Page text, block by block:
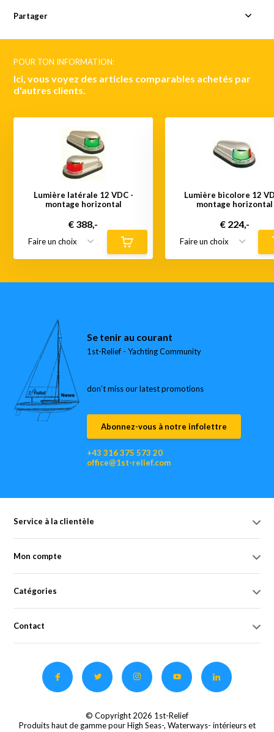
Partager
POUR TON INFORMATION:
Ici, vous voyez des articles comparables achetés par
d'autres clients.
Lumière latérale 12 VDC -
montage horizontal
€ 388,-
Lumière bicolore 12
montage horizontal
€ 224,-
Se tenir au courant
1st-Relief - Yachting Community
don’t miss our latest promotions
Abonnez-vous à notre infolettre
+43 316 375 573 20
office@1st-relief.com
Service à la clientèle
Mon compte
Catégories
Contact
© Copyright 2026 1st-Relief
Produits haut de gamme pour High Seas-, Waterways- intérieurs et